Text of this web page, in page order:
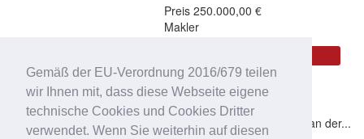
Gemäß der EU-Verordnung 2016/679 teilen
wir Ihnen mit, dass diese Webseite eigene
technische Cookies und Cookies Dritter
verwendet. Wenn Sie weiterhin auf diesen
Preis 250.000,00 €
Makler
Palazzo
Entdecken Sie dieses charmante
Gebäude im Zentrum von Kaltern an der...